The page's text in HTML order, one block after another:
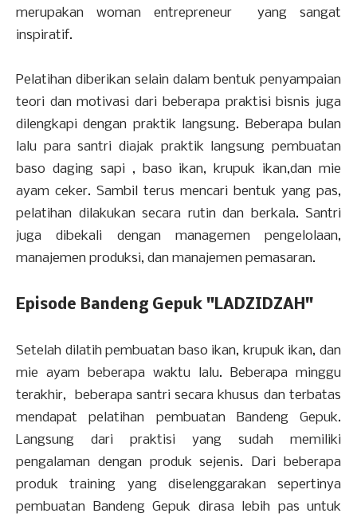
merupakan woman entrepreneur yang sangat
inspiratif.
Pelatihan diberikan selain dalam bentuk penyampaian
teori dan motivasi dari beberapa praktisi bisnis juga
dilengkapi dengan praktik langsung. Beberapa bulan
lalu para santri diajak praktik langsung pembuatan
baso daging sapi , baso ikan, krupuk ikan,dan mie
ayam ceker. Sambil terus mencari bentuk yang pas,
pelatihan dilakukan secara rutin dan berkala. Santri
juga dibekali dengan managemen pengelolaan,
manajemen produksi, dan manajemen pemasaran.
Episode Bandeng Gepuk "LADZIDZAH"
Setelah dilatih pembuatan baso ikan, krupuk ikan, dan
mie ayam beberapa waktu lalu. Beberapa minggu
terakhir, beberapa santri secara khusus dan terbatas
mendapat pelatihan pembuatan Bandeng Gepuk.
Langsung dari praktisi yang sudah memiliki
pengalaman dengan produk sejenis. Dari beberapa
produk training yang diselenggarakan sepertinya
pembuatan Bandeng Gepuk dirasa lebih pas untuk